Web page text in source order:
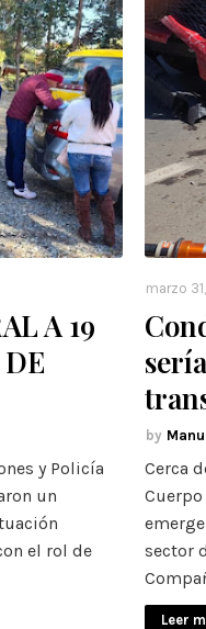
A 19
DE
y Policía
un
el rol de
marzo
Cerca
sector
Leer